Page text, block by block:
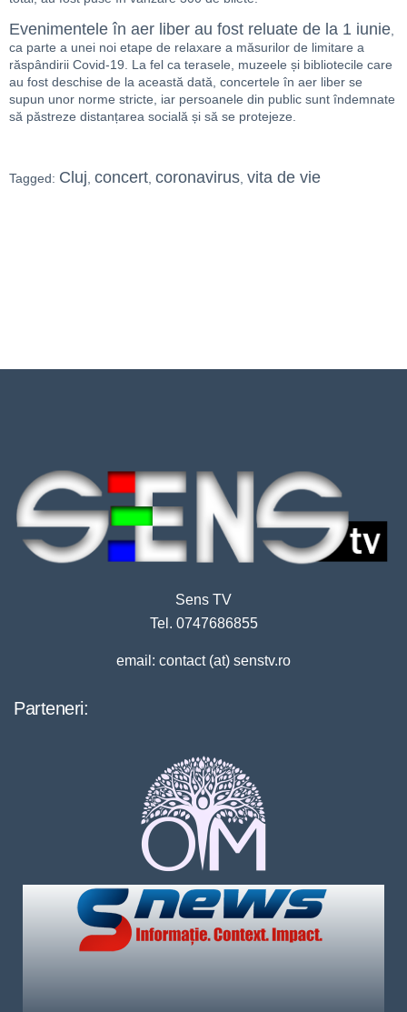
Evenimentele în aer liber au fost reluate de la 1 iunie
ca parte a unei noi etape de relaxare a măsurilor de limitare a
răspândirii Covid-19. La fel ca terasele, muzeele și bibliotecile care
au fost deschise de la această dată, concertele în aer liber se
supun unor norme stricte, iar persoanele din public sunt îndemnate
să păstreze distanțarea socială și să se protejeze.
Tagged: Cluj concert coronavirus vita de vie
Sens TV
Tel. 0747686855
email: contact (at) senstv.ro
Parteneri: